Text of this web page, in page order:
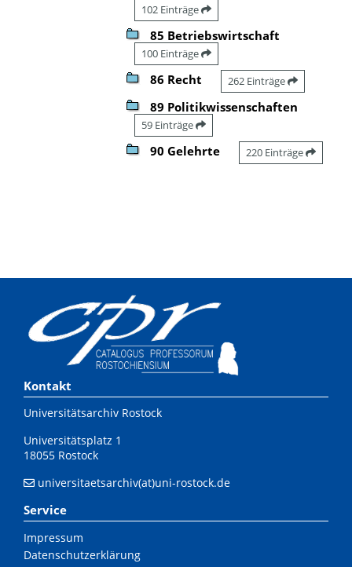
102 Einträge
85 Betriebswirtschaft
100 Einträge
86 Recht 262 Einträge
89 Politikwissenschaften
59 Einträge
90 Gelehrte 220 Einträge
Kontakt
Universitätsarchiv Rostock
Universitätsplatz 1
18055 Rostock
universitaetsarchiv(at)uni-rostock.de
Service
Impressum
Datenschutzerklärung